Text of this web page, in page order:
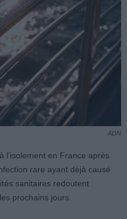
ADN
l’isolement en France après
rare ayant déjà causé
sanitaires redoutent
prochains jours.